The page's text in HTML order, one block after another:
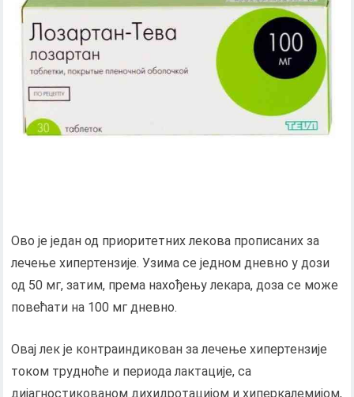
Ово је један од приоритетних лекова прописаних за
лечење хипертензије. Узима се једном дневно у дози
од 50 мг, затим, према нахођењу лекара, доза се може
повећати на 100 мг дневно.
Овај лек је контраиндикован за лечење хипертензије
током трудноће и периода лактације, са
дијагностикованом дихидротацијом и хиперкалемијом,